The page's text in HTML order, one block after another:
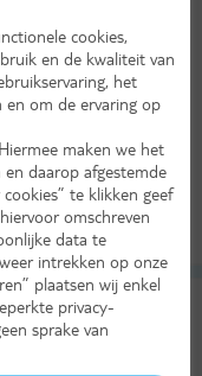
329,-
bungalow
Bekijk
verplichte kosten inbegrepen!
cookies,
en de kwaliteit van
het
en om de ervaring op
. Hiermee maken we het
daarop afgestemde
te klikken geef
omschreven
data te
intrekken op onze
plaatsen wij enkel
privacy-
sprake van